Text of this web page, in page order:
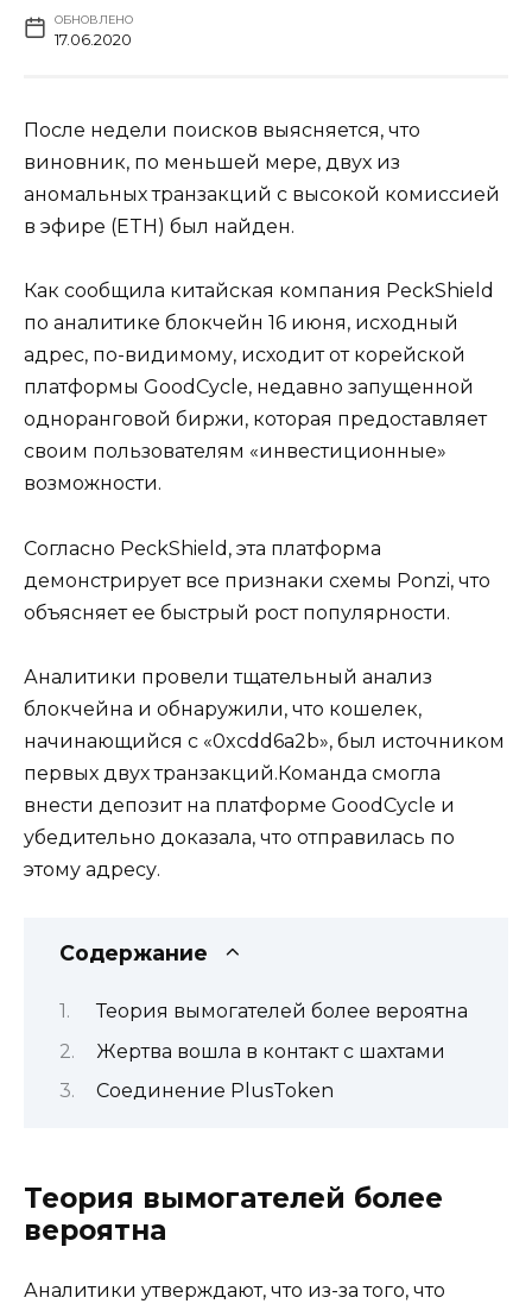
ОБНОВЛЕНО
17.06.2020
После недели поисков выясняется, что
виновник, по меньшей мере, двух из
аномальных транзакций с высокой комиссией
в эфире (ETH) был найден.
Как сообщила китайская компания PeckShield
по аналитике блокчейн 16 июня, исходный
адрес, по-видимому, исходит от корейской
платформы GoodCycle, недавно запущенной
одноранговой биржи, которая предоставляет
своим пользователям «инвестиционные»
возможности.
Согласно PeckShield, эта платформа
демонстрирует все признаки схемы Ponzi, что
объясняет ее быстрый рост популярности.
Аналитики провели тщательный анализ
блокчейна и обнаружили, что кошелек,
начинающийся с «0xcdd6a2b», был источником
первых двух транзакций.Команда смогла
внести депозит на платформе GoodCycle и
убедительно доказала, что отправилась по
этому адресу.
Содержание
Теория вымогателей более вероятна
Жертва вошла в контакт с шахтами
Соединение PlusToken
Теория вымогателей более
вероятна
Аналитики утверждают, что из-за того, что